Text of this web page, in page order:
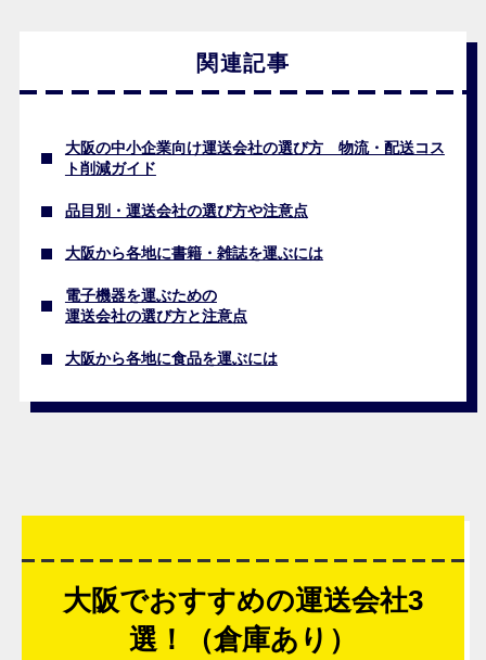
関連記事
大阪の中小企業向け運送会社の選び方 物流・配送コス
ト削減ガイド
品目別・運送会社の選び方や注意点
大阪から各地に書籍・雑誌を運ぶには
電子機器を運ぶための
運送会社の選び方と注意点
大阪から各地に食品を運ぶには
大阪でおすすめの運送会社3
選！（倉庫あり）